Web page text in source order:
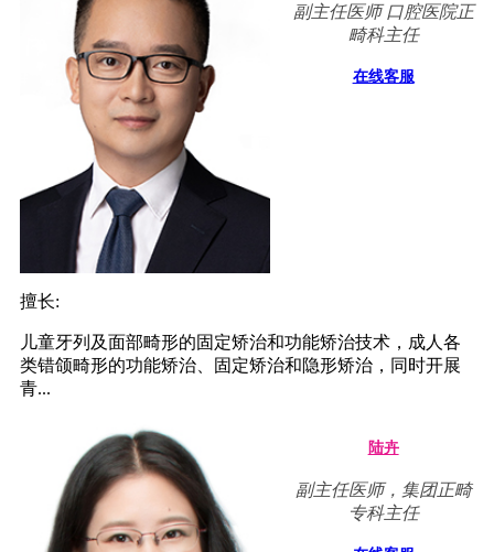
副主任医师 口腔医院正
畸科主任
在线客服
擅长:
儿童牙列及面部畸形的固定矫治和功能矫治技术，成人各
类错颌畸形的功能矫治、固定矫治和隐形矫治，同时开展
青...
陆卉
副主任医师，集团正畸
专科主任